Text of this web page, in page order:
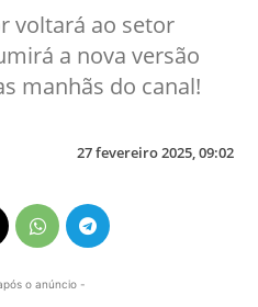
voltará ao setor
a nova versão
manhãs do canal!
27 fevereiro 2025, 09:02
o anúncio -